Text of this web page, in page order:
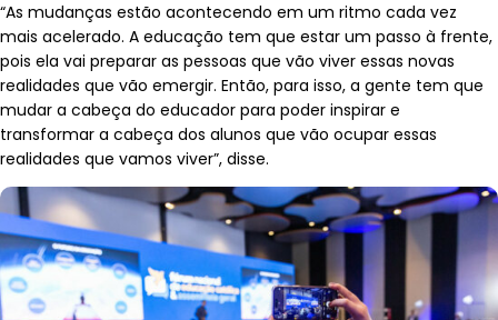
“As mudanças estão acontecendo em um ritmo cada vez
mais acelerado. A educação tem que estar um passo à frente,
pois ela vai preparar as pessoas que vão viver essas novas
realidades que vão emergir. Então, para isso, a gente tem que
mudar a cabeça do educador para poder inspirar e
transformar a cabeça dos alunos que vão ocupar essas
realidades que vamos viver”, disse.